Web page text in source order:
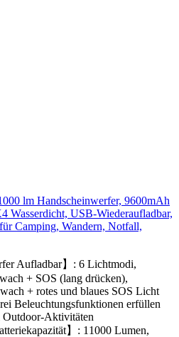
lm Handscheinwerfer, 9600mAh
Wasserdicht, USB-Wiederaufladbar,
Camping, Wandern, Notfall,
Aufladbar】: 6 Lichtmodi,
+ SOS (lang drücken),
+ rotes und blaues SOS Licht
Beleuchtungsfunktionen erfüllen
Outdoor-Aktivitäten
】: 11000 Lumen,